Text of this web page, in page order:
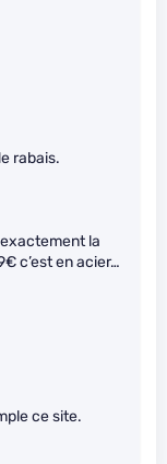
rabais.
la
c’est en acier…
ce site.